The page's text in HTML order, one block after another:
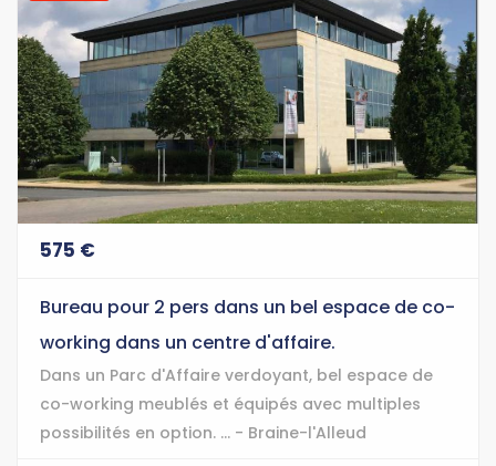
575 €
Bureau pour 2 pers dans un bel espace de co-
working dans un centre d'affaire.
Dans un Parc d'Affaire verdoyant, bel espace de
co-working meublés et équipés avec multiples
possibilités en option. ... - Braine-l'Alleud